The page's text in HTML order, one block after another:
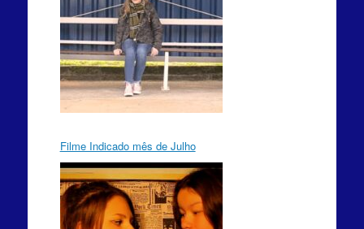
Filme Indicado mês de Julho